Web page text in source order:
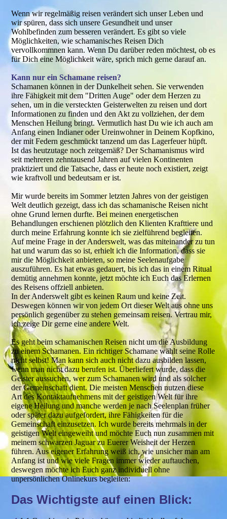
Wenn wir regelmäßig reisen verändert sich unser Leben und
wir spüren, dass sich unsere Gesundheit und unser
Wohlbefinden zum besseren verändert. Es gibt so viele
Möglichkeiten, wie schamanisches Reisen Dich
vervollkommnen kann. Wenn Du darüber reden möchtest, ob es
für Dich eine Möglichkeit wäre, sprich mich gerne darauf an.
Kann nur ein Schamane reisen?
Schamanen können in der Dunkelheit sehen. Sie verwenden
ihre Fähigkeit mit dem "Dritten Auge" oder dem Herzen zu
sehen, um in die versteckten Geisterwelten zu reisen und dort
Informationen zu finden und den Akt zu vollziehen, der dem
Menschen Heilung bringt. Vermutlich hast Du wie ich auch am
Anfang einen Indianer oder Ureinwohner in Deinem Kopfkino,
der mit Federn geschmückt tanzend um das Lagerfeuer hüpft.
Ist das heutzutage noch zeitgemäß? Der Schamanismus wird
seit mehreren zehntausend Jahren auf vielen Kontinenten
praktiziert und die Tatsache, dass er heute noch existiert, zeigt
wie kraftvoll und bedeutsam er ist.
Mir wurde bereits im Sommer letzten Jahres von der geistigen
Welt deutlich gezeigt, dass ich das schamanische Reisen nicht
ohne Grund lernen durfte. Bei meinen energetischen
Behandlungen erschienen plötzlich den Klienten Krafttiere und
durch meine Erfahrung konnte ich sie zielführend begleiten.
Auf meine Frage in der Anderswelt, was das miteinander zu tun
hat und warum das so ist, erhielt ich die Information, dass sie
mir die Möglichkeit anbieten, so meine Seelenaufgabe
auszuführen. Es hat etwas gedauert, bis ich das in einem Ritual
demütig annehmen konnte, jetzt möchte ich Euch das Erlernen
des Reisens offziell anbieten.
In der Anderswelt gibt es keinen Raum und keine Zeit.
Deswegen können wir von jedem Ort dieser Welt aus ohne uns
persönlich gegenüber zu stehen gemeinsam reisen. Vertrau mir,
ich zeige Dir gerne eine andere Welt.
Es geht beim schamanischen Reisen nicht um die Ausbildung
zu einem Schamanen. Ein richtiger Schamane wählt seine Rolle
nicht selbst! Man kann sich auch nicht dazu ausbilden lassen,
wenn man nicht dazu berufen ist. Überliefert wurde, dass die
Geister aussuchen, wer zum Schamanen wird und als solcher
der Gemeinschaft dient. Die meisten Menschen nutzen diese
Art des Kontaktaufnehmens mit der geistigen Welt für ihre
eigene Heilung und manche werden je nach Seelenplan früher
oder später dazu aufgefordert, ihre Fähigkeiten für die
Gemeinschaft einzusetzen. Ich wurde bereits mehrmals in der
geistigen Welt eingeweiht und möchte Euch nun zusammen mit
meinem schwarzen Jaguar zu Euerer Weisheit der Herzen
führen. Aus eigener Erfahrung weiß ich, wie unsicher man am
Anfang ist und wie viele Fragen immer wieder auftauchen,
deswegen möchte ich Euch ganz individuell ohne
unpersönlichen Onlinekurs begleiten:
Das Wichtigste auf einen Blick: